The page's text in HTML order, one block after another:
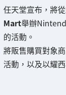
任天堂宣布，將
Mart舉辦
的活動。
將販售購買對象
活動，以及以耀